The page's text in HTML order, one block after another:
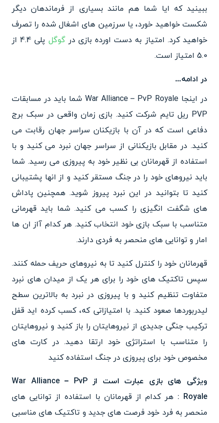
ببینید که ایا شما هم مانند بسیاری از فرماندهان دیگر
شکست خواهید خورد، یا سرزمین های اشغال شده را تصرف
خواهید کرد. امتیاز به دست اورده بازی درگوگل
پلی 4.4 از
5.0 امتیاز است.
در ادامه…
در اینجا War Alliance – PvP Royale شما باید در مسابقات
PVP ریل تایم شرکت کنید. بازی زمان واقعی در سبک برج
دفاعی است که در آن با بازیکنان سراسر جهان رقابت می
کنید. در مقابل بازیکنانی از سراسر جهان نبرد می کنید و با
استفاده از قهرمانان بی نظیر خود به پیروزی می رسید. شما
باید نیروهای خود را در جنگ مستقر کنید و از انها پشتیبانی
کنید تا بتوانید در این نبرد پیروز شوید. همچنین پاداش
های شگفت انگیزی را کسب می کنید. شما باید قهرمانی
متناسب با سبک بازی خود انتخاب کنید. هر کدام آاز ان ها
امار و توانایی های منحصر به فردی دارند.
قهرمانان خود را کنترل کنید تا به نیروهای حریف حمله کنند.
سپس تاکتیک های خود را برای هر یک از میدان های نبرد
متفاوت تنظیم کنید و با پیروزی در نبرد به بالاترین سطح
لیدربوردها صعود کنید. با امتیازاتی که، کسب کرده اید قفل
ترکیب جنگی جدیدی از نیروهایتان را باز کنید و نیروهایتان
را متناسب با استراتژی خود ارتقا دهید. در کارت های
مخصوص خود برای پیروزی در جنگ استفاده کنید
ویژگی های بازی عبارت است از War Alliance – PvP
Royale :
هر کدام از قهرمانان با استفاده از توانایی های
منحصر به فرد خود فرصت های جدید و تاکتیک های مناسبی